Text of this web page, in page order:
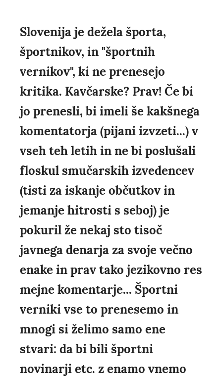
Slovenija je dežela športa,
športnikov, in "športnih
vernikov", ki ne prenesejo
kritika. Kavčarske? Prav! Če bi
jo prenesli, bi imeli še kakšnega
komentatorja (pijani izvzeti...) v
vseh teh letih in ne bi poslušali
floskul smučarskih izvedencev
(tisti za iskanje občutkov in
jemanje hitrosti s seboj) je
pokuril že nekaj sto tisoč
javnega denarja za svoje večno
enake in prav tako jezikovno res
mejne komentarje... Športni
verniki vse to prenesemo in
mnogi si želimo samo ene
stvari: da bi bili športni
novinarji etc. z enamo vnemo